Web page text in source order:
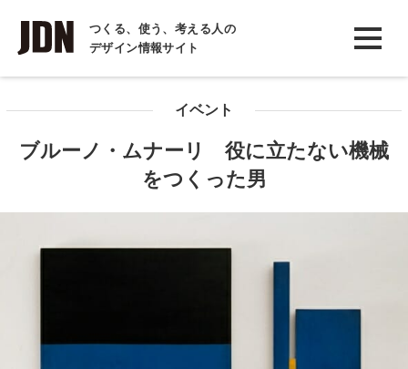
つくる、使う、考える人の
デザイン情報サイト
INTERVIEW
インタビュー
イベント
ブルーノ・ムナーリ 役に立たない機械
をつくった男